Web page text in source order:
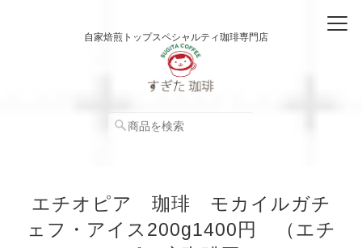
自家焙煎トップスペシャルティ珈琲専門店
エチオピア 珈琲 モカイルガチ
ェフ・アイス200g1400円 （エチ